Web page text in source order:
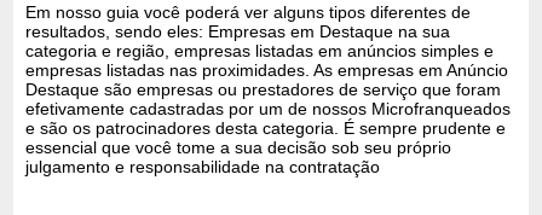
Em nosso guia você poderá ver alguns tipos diferentes de
resultados, sendo eles: Empresas em Destaque na sua
categoria e região, empresas listadas em anúncios simples e
empresas listadas nas proximidades. As empresas em Anúncio
Destaque são empresas ou prestadores de serviço que foram
efetivamente cadastradas por um de nossos Microfranqueados
e são os patrocinadores desta categoria. É sempre prudente e
essencial que você tome a sua decisão sob seu próprio
julgamento e responsabilidade na contratação